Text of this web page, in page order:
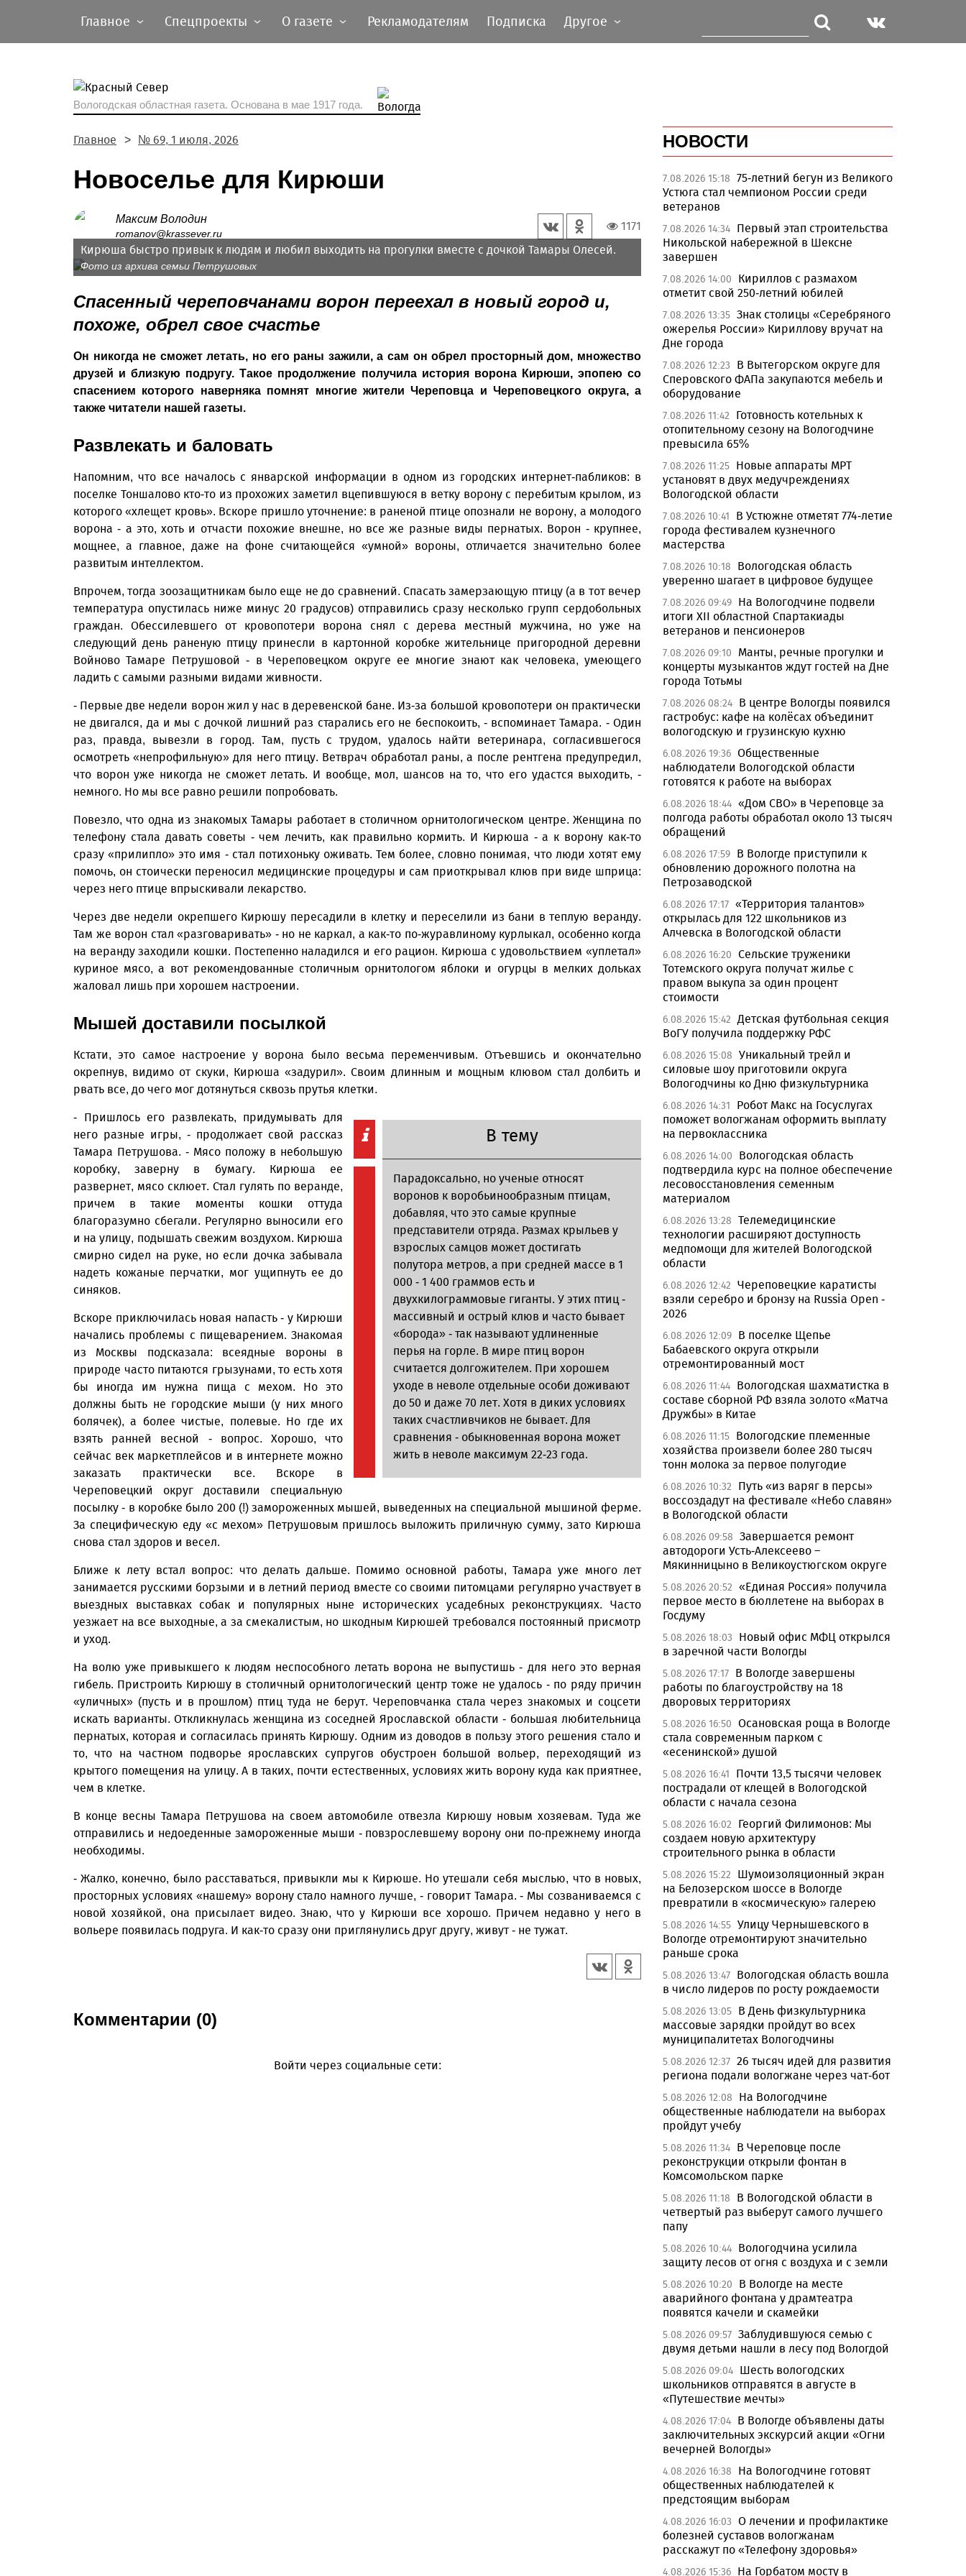
Главное Спецпроекты О газете Рекламодателям Подписка Другое
Вологодская областная газета. Основана в мае 1917 года.
Главное № 69, 1 июля, 2026
Новоселье для Кирюши
Максим Володин
romanov@krassever.ru
1171
Кирюша быстро привык к людям и любил выходить на прогулки вместе с дочкой Тамары Олесей.
Фото из архива семьи Петрушовых
Спасенный череповчанами ворон переехал в новый город и,
похоже, обрел свое счастье
Он никогда не сможет летать, но его раны зажили, а сам он обрел просторный дом, множество
друзей и близкую подругу. Такое продолжение получила история ворона Кирюши, эпопею со
спасением которого наверняка помнят многие жители Череповца и Череповецкого округа, а
также читатели нашей газеты.
Развлекать и баловать
Напомним, что все началось с январской информации в одном из городских интернет-пабликов: в
поселке Тоншалово кто-то из прохожих заметил вцепившуюся в ветку ворону с перебитым крылом, из
которого «хлещет кровь». Вскоре пришло уточнение: в раненой птице опознали не ворону, а молодого
ворона - а это, хоть и отчасти похожие внешне, но все же разные виды пернатых. Ворон - крупнее,
мощнее, а главное, даже на фоне считающейся «умной» вороны, отличается значительно более
развитым интеллектом.
Впрочем, тогда зоозащитникам было еще не до сравнений. Спасать замерзающую птицу (а в тот вечер
температура опустилась ниже минус 20 градусов) отправились сразу несколько групп сердобольных
граждан. Обессилевшего от кровопотери ворона снял с дерева местный мужчина, но уже на
следующий день раненую птицу принесли в картонной коробке жительнице пригородной деревни
Войново Тамаре Петрушовой - в Череповецком округе ее многие знают как человека, умеющего
ладить с самыми разными видами живности.
- Первые две недели ворон жил у нас в деревенской бане. Из-за большой кровопотери он практически
не двигался, да и мы с дочкой лишний раз старались его не беспокоить, - вспоминает Тамара. - Один
раз, правда, вывезли в город. Там, пусть с трудом, удалось найти ветеринара, согласившегося
осмотреть «непрофильную» для него птицу. Ветврач обработал раны, а после рентгена предупредил,
что ворон уже никогда не сможет летать. И вообще, мол, шансов на то, что его удастся выходить, -
немного. Но мы все равно решили попробовать.
Повезло, что одна из знакомых Тамары работает в столичном орнитологическом центре. Женщина по
телефону стала давать советы - чем лечить, как правильно кормить. И Кирюша - а к ворону как-то
сразу «прилипло» это имя - стал потихоньку оживать. Тем более, словно понимая, что люди хотят ему
помочь, он стоически переносил медицинские процедуры и сам приоткрывал клюв при виде шприца:
через него птице впрыскивали лекарство.
Через две недели окрепшего Кирюшу пересадили в клетку и переселили из бани в теплую веранду.
Там же ворон стал «разговаривать» - но не каркал, а как-то по-журавлиному курлыкал, особенно когда
на веранду заходили кошки. Постепенно наладился и его рацион. Кирюша с удовольствием «уплетал»
куриное мясо, а вот рекомендованные столичным орнитологом яблоки и огурцы в мелких дольках
жаловал лишь при хорошем настроении.
Мышей доставили посылкой
Кстати, это самое настроение у ворона было весьма переменчивым. Отъевшись и окончательно
окрепнув, видимо от скуки, Кирюша «задурил». Своим длинным и мощным клювом стал долбить и
рвать все, до чего мог дотянуться сквозь прутья клетки.
В тему
Парадоксально, но ученые относят
воронов к воробьинообразным птицам,
добавляя, что это самые крупные
представители отряда. Размах крыльев у
взрослых самцов может достигать
полутора метров, а при средней массе в 1
000 - 1 400 граммов есть и
двухкилограммовые гиганты. У этих птиц -
массивный и острый клюв и часто бывает
«борода» - так называют удлиненные
перья на горле. В мире птиц ворон
считается долгожителем. При хорошем
уходе в неволе отдельные особи доживают
до 50 и даже 70 лет. Хотя в диких условиях
таких счастливчиков не бывает. Для
сравнения - обыкновенная ворона может
жить в неволе максимум 22-23 года.
- Пришлось его развлекать, придумывать для
него разные игры, - продолжает свой рассказ
Тамара Петрушова. - Мясо положу в небольшую
коробку, заверну в бумагу. Кирюша ее
развернет, мясо склюет. Стал гулять по веранде,
причем в такие моменты кошки оттуда
благоразумно сбегали. Регулярно выносили его
и на улицу, подышать свежим воздухом. Кирюша
смирно сидел на руке, но если дочка забывала
надеть кожаные перчатки, мог ущипнуть ее до
синяков.
Вскоре приключилась новая напасть - у Кирюши
начались проб­лемы с пищеварением. Знакомая
из Москвы подсказала: всеядные вороны в
природе часто питаются грызунами, то есть хотя
бы иног­да им нужна пища с мехом. Но это
должны быть не городские мыши (у них много
болячек), а более чис­тые, полевые. Но где их
взять ранней весной - вопрос. Хорошо, что
сейчас век маркетплейсов и в интернете можно
заказать практически все. Вскоре в
Череповецкий округ доставили специальную
посылку - в коробке было 200 (!) замороженных мышей, выведенных на специальной мышиной ферме.
За специфическую еду «с мехом» Петрушовым пришлось выложить приличную сумму, зато Кирюша
снова стал здоров и весел.
Ближе к лету встал вопрос: что делать дальше. Помимо основной работы, Тамара уже много лет
занимается русскими борзыми и в летний период вместе со своими питомцами регулярно участвует в
выездных выставках собак и популярных ныне исторических усадебных реконструкциях. Часто
уезжает на все выходные, а за смекалистым, но шкодным Кирюшей требовался постоянный присмотр
и уход.
На волю уже привыкшего к людям неспособного летать ворона не выпустишь - для него это верная
гибель. Пристроить Кирюшу в столичный орнитологический центр тоже не удалось - по ряду причин
«уличных» (пусть и в прошлом) птиц туда не берут. Череповчанка стала через знакомых и соцсети
искать варианты. Откликнулась женщина из соседней Ярославской области - большая любительница
пернатых, которая и согласилась принять Кирюшу. Одним из доводов в пользу этого решения стало и
то, что на частном подворье ярославских супругов обустроен большой вольер, переходящий из
крытого помещения на улицу. А в таких, почти естественных, условиях жить ворону куда как приятнее,
чем в клетке.
В конце весны Тамара Петрушова на своем автомобиле отвезла Кирюшу новым хозяевам. Туда же
отправились и недоеденные замороженные мыши - повзрослевшему ворону они по-прежнему иногда
необходимы.
- Жалко, конечно, было расставаться, привыкли мы к Кирюше. Но утешали себя мыслью, что в новых,
просторных условиях «нашему» ворону стало намного лучше, - говорит Тамара. - Мы созваниваемся с
новой хозяйкой, она присылает видео. Знаю, что у Кирюши все хорошо. Причем недавно у него в
вольере появилась подруга. И как-то сразу они приглянулись друг другу, живут - не тужат.
Комментарии (0)
Войти через социальные сети:
НОВОСТИ
7.08.2026 15:18 75-летний бегун из Великого
Устюга стал чемпионом России среди
ветеранов
7.08.2026 14:34 Первый этап строительства
Никольской набережной в Шексне
завершен
7.08.2026 14:00
Кириллов с размахом
отметит свой 250-летний юбилей
7.08.2026 13:35 Знак столицы «Серебряного
ожерелья России» Кириллову вручат на
Дне города
7.08.2026 12:23
В Вытегорском округе для
Сперовского ФАПа закупаются мебель и
оборудование
7.08.2026 11:42
Готовность котельных к
отопительному сезону на Вологодчине
превысила 65%
7.08.2026 11:25 Новые аппараты МРТ
установят в двух медучреждениях
Вологодской области
7.08.2026 10:41
В Устюжне отметят 774-летие
города фестивалем кузнечного
мастерства
7.08.2026 10:18
Вологодская область
уверенно шагает в цифровое будущее
7.08.2026 09:49 На Вологодчине подвели
итоги XII областной Спартакиады
ветеранов и пенсионеров
7.08.2026 09:10
Манты, речные прогулки и
концерты музыкантов ждут гостей на Дне
города Тотьмы
7.08.2026 08:24 В центре Вологды появился
гастробус: кафе на колёсах объединит
вологодскую и грузинскую кухню
6.08.2026 19:36 Общественные
наблюдатели Вологодской области
готовятся к работе на выборах
6.08.2026 18:44 «Дом СВО» в Череповце за
полгода работы обработал около 13 тысяч
обращений
6.08.2026 17:59 В Вологде приступили к
обновлению дорожного полотна на
Петрозаводской
6.08.2026 17:17 «Территория талантов»
открылась для 122 школьников из
Алчевска в Вологодской области
6.08.2026 16:20 Сельские труженики
Тотемского округа получат жилье с
правом выкупа за один процент
стоимости
6.08.2026 15:42 Детская футбольная секция
ВоГУ получила поддержку РФС
6.08.2026 15:08 Уникальный трейл и
силовые шоу приготовили округа
Вологодчины ко Дню физкультурника
6.08.2026 14:31
Робот Макс на Госуслугах
поможет вологжанам оформить выплату
на первоклассника
6.08.2026 14:00
Вологодская область
подтвердила курс на полное обеспечение
лесовосстановления семенным
материалом
6.08.2026 13:28 Телемедицинские
технологии расширяют доступность
медпомощи для жителей Вологодской
области
6.08.2026 12:42 Череповецкие каратисты
взяли серебро и бронзу на Russia Open -
2026
6.08.2026 12:09 В поселке Щепье
Бабаевского округа открыли
отремонтированный мост
6.08.2026 11:44 Вологодская шахматистка в
составе сборной РФ взяла золото «Матча
Дружбы» в Китае
6.08.2026 11:15 Вологодские племенные
хозяйства произвели более 280 тысяч
тонн молока за первое полугодие
6.08.2026 10:32
Путь «из варяг в персы»
воссоздадут на фестивале «Небо славян»
в Вологодской области
6.08.2026 09:58 Завершается ремонт
автодороги Усть-Алексеево –
Мякинницыно в Великоустюгском округе
5.08.2026 20:52 «Единая Россия» получила
первое место в бюллетене на выборах в
Госдуму
5.08.2026 18:03
Новый офис МФЦ открылся
в заречной части Вологды
5.08.2026 17:17 В Вологде завершены
работы по благоустройству на 18
дворовых территориях
5.08.2026 16:50 Осановская роща в Вологде
стала современным парком с
«есенинской» душой
5.08.2026 16:41
Почти 13,5 тысячи человек
пострадали от клещей в Вологодской
области с начала сезона
5.08.2026 16:02
Георгий Филимонов: Мы
создаем новую архитектуру
строительного рынка в области
5.08.2026 15:22
Шумоизоляционный экран
на Белозерском шоссе в Вологде
превратили в «космическую» галерею
5.08.2026 14:55 Улицу Чернышевского в
Вологде отремонтируют значительно
раньше срока
5.08.2026 13:47 Вологодская область вошла
в число лидеров по росту рождаемости
5.08.2026 13:05 В День физкультурника
массовые зарядки пройдут во всех
муниципалитетах Вологодчины
5.08.2026 12:37 26 тысяч идей для развития
региона подали вологжане через чат-бот
5.08.2026 12:08
На Вологодчине
общественные наблюдатели на выборах
пройдут учебу
5.08.2026 11:34 В Череповце после
реконструкции открыли фонтан в
Комсомольском парке
5.08.2026 11:18
В Вологодской области в
четвертый раз выберут самого лучшего
папу
5.08.2026 10:44 Вологодчина усилила
защиту лесов от огня с воздуха и с земли
5.08.2026 10:20
В Вологде на месте
аварийного фонтана у драмтеатра
появятся качели и скамейки
5.08.2026 09:57 Заблудившуюся семью с
двумя детьми нашли в лесу под Вологдой
5.08.2026 09:04 Шесть вологодских
школьников отправятся в августе в
«Путешествие мечты»
4.08.2026 17:04 В Вологде объявлены даты
заключительных экскурсий акции «Огни
вечерней Вологды»
4.08.2026 16:38
На Вологодчине готовят
общественных наблюдателей к
предстоящим выборам
4.08.2026 16:03 О лечении и профилактике
болезней суставов вологжанам
расскажут по «Телефону здоровья»
4.08.2026 15:36 На Горбатом мосту в